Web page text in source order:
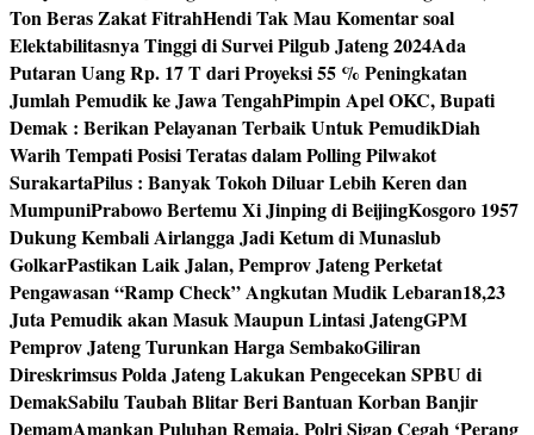
Ton Beras Zakat FitrahHendi Tak Mau Komentar soal
Elektabilitasnya Tinggi di Survei Pilgub Jateng 2024Ada
Putaran Uang Rp. 17 T dari Proyeksi 55 % Peningkatan
Jumlah Pemudik ke Jawa TengahPimpin Apel OKC, Bupati
Demak : Berikan Pelayanan Terbaik Untuk PemudikDiah
Warih Tempati Posisi Teratas dalam Polling Pilwakot
SurakartaPilus : Banyak Tokoh Diluar Lebih Keren dan
MumpuniPrabowo Bertemu Xi Jinping di BeijingKosgoro 1957
Dukung Kembali Airlangga Jadi Ketum di Munaslub
GolkarPastikan Laik Jalan, Pemprov Jateng Perketat
Pengawasan “Ramp Check” Angkutan Mudik Lebaran18,23
Juta Pemudik akan Masuk Maupun Lintasi JatengGPM
Pemprov Jateng Turunkan Harga SembakoGiliran
Direskrimsus Polda Jateng Lakukan Pengecekan SPBU di
DemakSabilu Taubah Blitar Beri Bantuan Korban Banjir
DemamAmankan Puluhan Remaja, Polri Sigap Cegah ‘Perang